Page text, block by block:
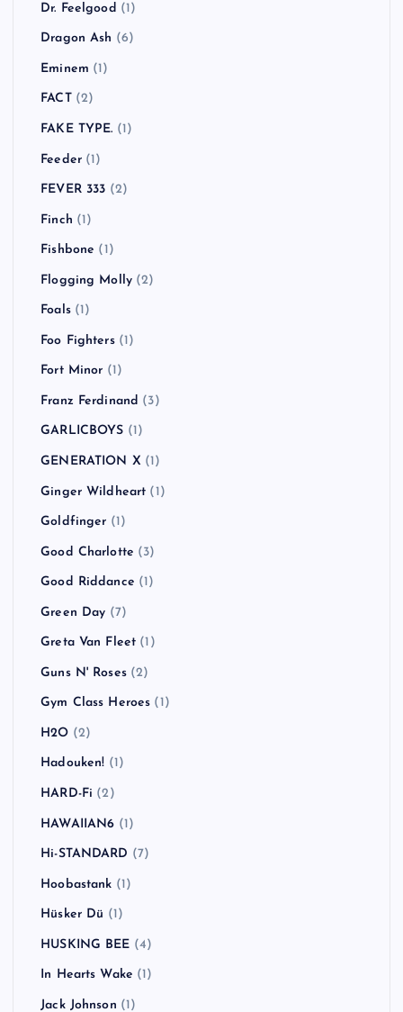
Dr. Feelgood (1)
Dragon Ash (6)
Eminem (1)
FACT(2)
FAKE TYPE. (1)
Feeder(1)
FEVER 333 (2)
Finch (1)
Fishbone (1)
Flogging Molly (2)
Foals(1)
Foo Fighters(1)
Fort Minor (1)
Franz Ferdinand (3)
GARLICBOYS (1)
GENERATION X (1)
Ginger Wildheart (1)
Goldfinger (1)
Good Charlotte (3)
Good Riddance (1)
Green Day (7)
Greta Van Fleet (1)
Guns N' Roses(2)
Gym Class Heroes (1)
H2O (2)
Hadouken! (1)
HARD-Fi (2)
HAWAIIAN6 (1)
Hi-STANDARD (7)
Hoobastank (1)
Hüsker Dü (1)
HUSKING BEE (4)
In Hearts Wake (1)
Jack Johnson (1)